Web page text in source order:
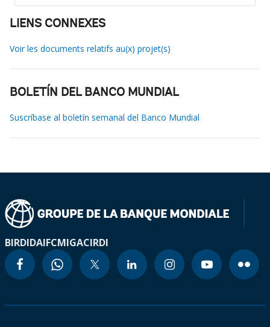
LIENS CONNEXES
Voir les documents relatifs au(x) projet(s)
BOLETÍN DEL BANCO MUNDIAL
Suscríbase al boletín semanal del Banco Mundial
BIRDIDAIFCMIGACIRDI